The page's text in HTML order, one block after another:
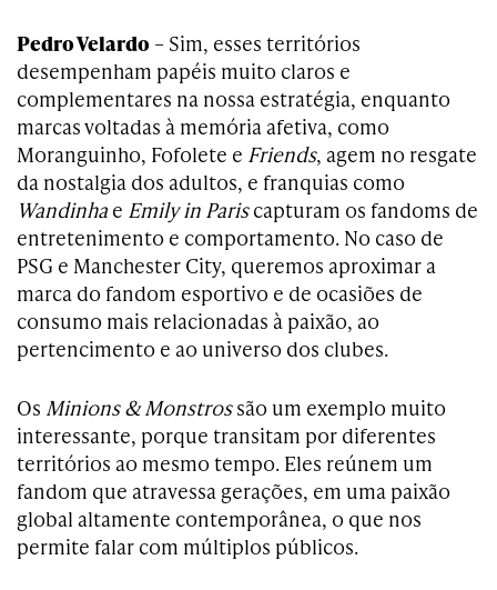
Pedro Velardo – Sim, esses territórios
desempenham papéis muito claros e
complementares na nossa estratégia, enquanto
marcas voltadas à memória afetiva, como
Moranguinho, Fofolete e Friends, agem no resgate
da nostalgia dos adultos, e franquias como
Wandinha e Emily in Pariscapturam os fandoms de
entretenimento e comportamento. No caso de
PSG e Manchester City, queremos aproximar a
marca do fandom esportivo e de ocasiões de
consumo mais relacionadas à paixão, ao
pertencimento e ao universo dos clubes.
Os Minions & Monstrossão um exemplo muito
interessante, porque transitam por diferentes
territórios ao mesmo tempo. Eles reúnem um
fandom que atravessa gerações, em uma paixão
global altamente contemporânea, o que nos
permite falar com múltiplos públicos.